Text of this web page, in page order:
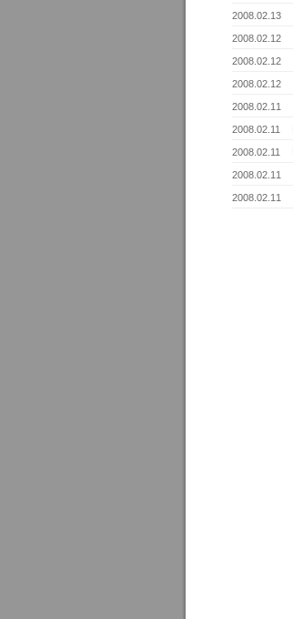
2008.02.13
2008.02.12
2008.02.12
2008.02.12
2008.02.11
2008.02.11
2008.02.11
2008.02.11
2008.02.11